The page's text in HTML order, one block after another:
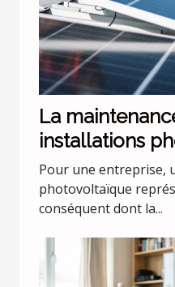
La
installations
l'assurance
durable pour
professionnels
Pour une entreprise,
photovoltaïque
conséquent dont la...